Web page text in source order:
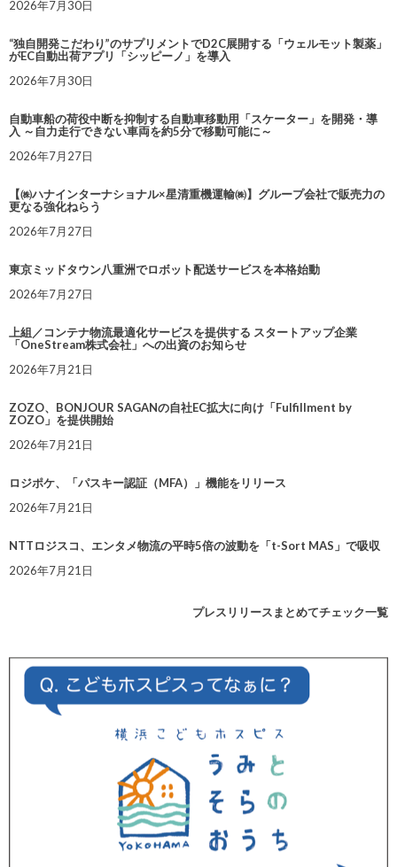
2026年7月30日
“独自開発こだわり”のサプリメントでD2C展開する「ウェルモット製薬」
がEC自動出荷アプリ「シッピーノ」を導入
2026年7月30日
自動車船の荷役中断を抑制する自動車移動用「スケーター」を開発・導
入 ～自力走行できない車両を約5分で移動可能に～
2026年7月27日
【㈱ハナインターナショナル×星清重機運輸㈱】グループ会社で販売力の
更なる強化ねらう
2026年7月27日
東京ミッドタウン八重洲でロボット配送サービスを本格始動
2026年7月27日
上組／コンテナ物流最適化サービスを提供する スタートアップ企業
「OneStream株式会社」への出資のお知らせ
2026年7月21日
ZOZO、BONJOUR SAGANの自社EC拡大に向け「Fulfillment by
ZOZO」を提供開始
2026年7月21日
ロジポケ、「パスキー認証（MFA）」機能をリリース
2026年7月21日
NTTロジスコ、エンタメ物流の平時5倍の波動を「t-Sort MAS」で吸収
2026年7月21日
プレスリリースまとめてチェック一覧